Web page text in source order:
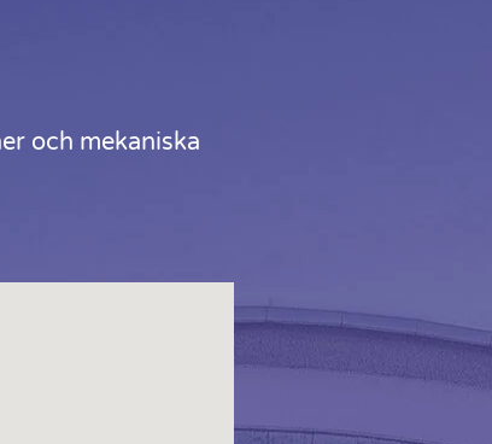
och mekaniska